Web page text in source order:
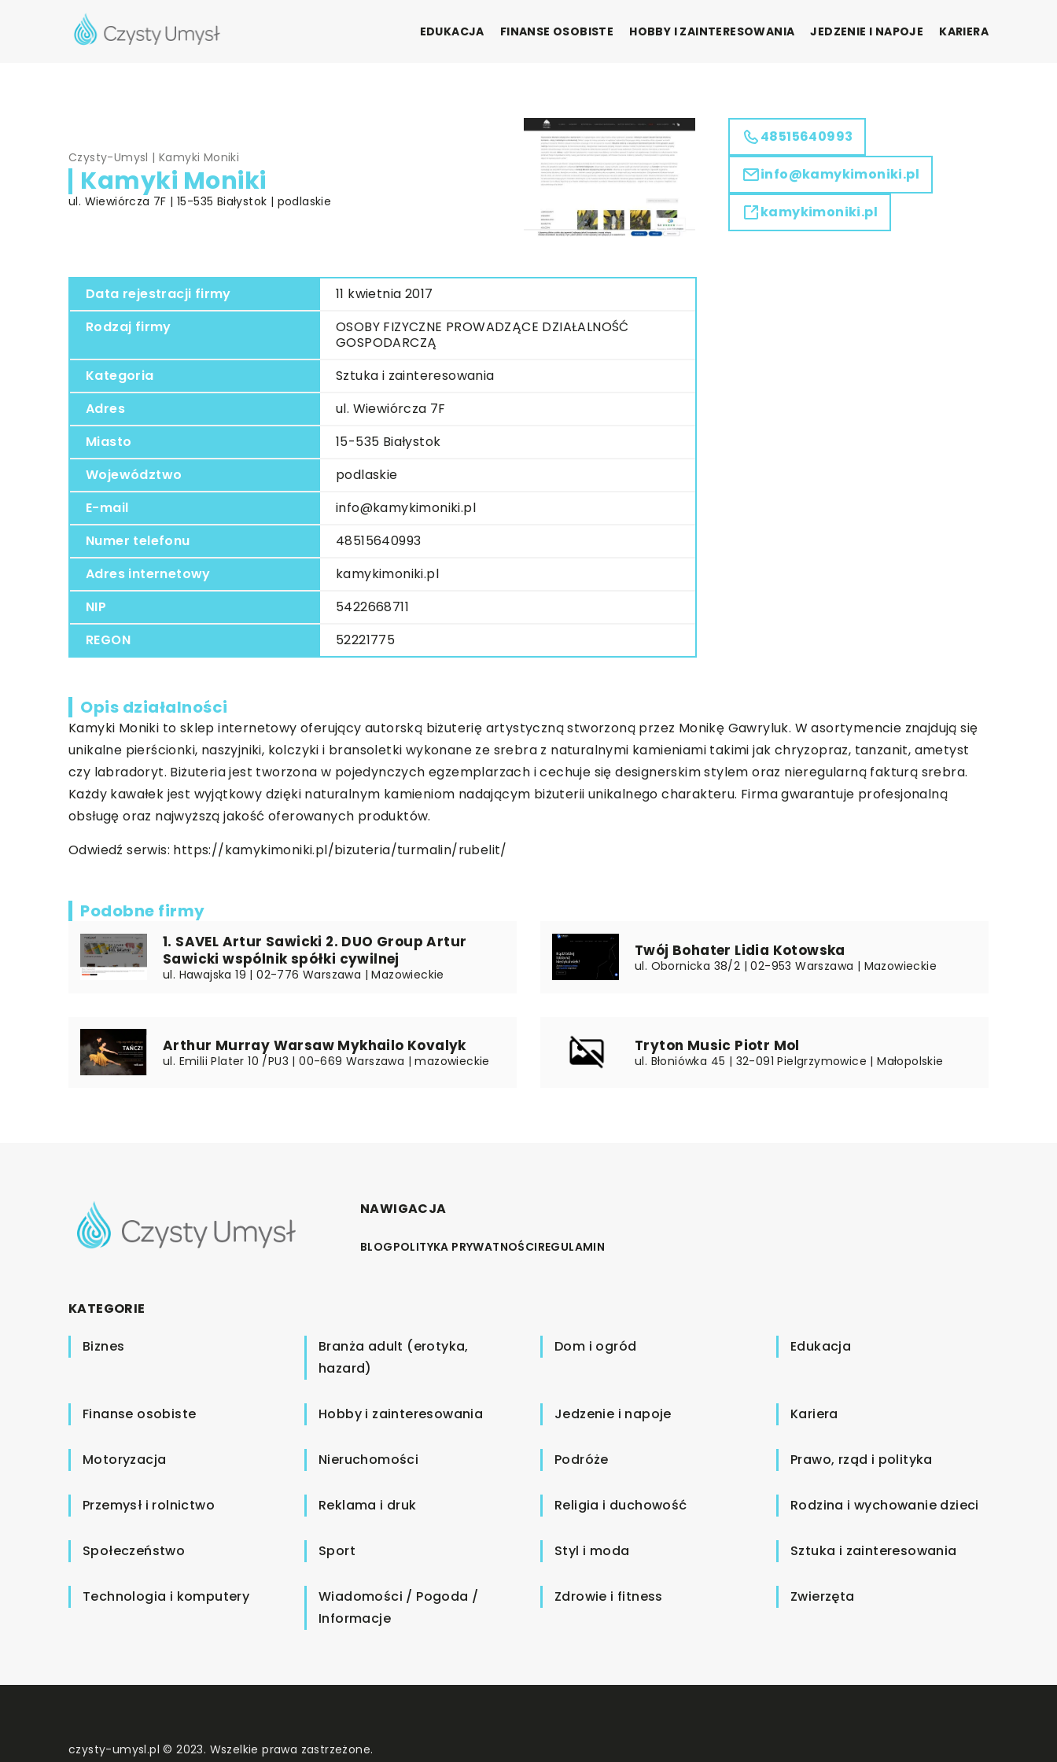
EDUKACJA FINANSE OSOBISTE HOBBY I ZAINTERESOWANIA JEDZENIE I NAPOJE KARIERA
Czysty-Umysl |Kamyki Moniki
Kamyki Moniki
ul. Wiewiórcza 7F | 15-535 Białystok | podlaskie
Data rejestracji firmy
11 kwietnia 2017
Rodzaj firmy
OSOBY FIZYCZNE PROWADZĄCE DZIAŁALNOŚĆ
GOSPODARCZĄ
Kategoria
Sztuka i zainteresowania
Adres
ul. Wiewiórcza 7F
Miasto
15-535 Białystok
Województwo
podlaskie
E-mail
info@kamykimoniki.pl
Numer telefonu
48515640993
Adres internetowy
kamykimoniki.pl
NIP
5422668711
REGON
52221775
48515640993
info@kamykimoniki.pl
kamykimoniki.pl
Opis działalności
Kamyki Moniki to sklep internetowy oferujący autorską biżuterię artystyczną stworzoną przez Monikę Gawryluk. W asortymencie znajdują się
unikalne pierścionki, naszyjniki, kolczyki i bransoletki wykonane ze srebra z naturalnymi kamieniami takimi jak chryzopraz, tanzanit, ametyst
czy labradoryt. Biżuteria jest tworzona w pojedynczych egzemplarzach i cechuje się designerskim stylem oraz nieregularną fakturą srebra.
Każdy kawałek jest wyjątkowy dzięki naturalnym kamieniom nadającym biżuterii unikalnego charakteru. Firma gwarantuje profesjonalną
obsługę oraz najwyższą jakość oferowanych produktów.
Odwiedź serwis: https://kamykimoniki.pl/bizuteria/turmalin/rubelit/
Podobne firmy
1. SAVEL Artur Sawicki 2. DUO Group Artur
Sawicki wspólnik spółki cywilnej
ul. Hawajska 19 | 02-776 Warszawa | Mazowieckie
Twój Bohater Lidia Kotowska
ul. Obornicka 38/2 | 02-953 Warszawa | Mazowieckie
Arthur Murray Warsaw Mykhailo Kovalyk
ul. Emilii Plater 10 /PU3 | 00-669 Warszawa | mazowieckie
Tryton Music Piotr Mol
ul. Błoniówka 45 | 32-091 Pielgrzymowice | Małopolskie
NAWIGACJA
BLOGPOLITYKA PRYWATNOŚCIREGULAMIN
KATEGORIE
Biznes
Branża adult (erotyka,
hazard)
Dom i ogród Edukacja
Finanse osobiste Hobby i zainteresowania Jedzenie i napoje Kariera
Motoryzacja Nieruchomości Podróże Prawo, rząd i polityka
Przemysł i rolnictwo Reklama i druk Religia i duchowość Rodzina i wychowanie dzieci
Społeczeństwo Sport Styl i moda Sztuka i zainteresowania
Technologia i komputery
Wiadomości / Pogoda /
Informacje
Zdrowie i fitness Zwierzęta
czysty-umysl.pl © 2023. Wszelkie prawa zastrzeżone.